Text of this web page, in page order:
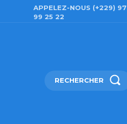
APPELEZ-NOUS (+229) 97
99 25 22
RECHERCHER